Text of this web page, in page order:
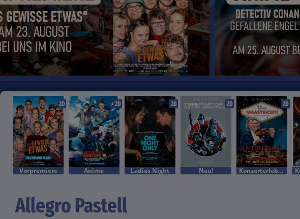
2D
Vorpremiere
2D
Anime
2D
Ladies Night
2D
Neu!
2D
Konzerterlebnis
Allegro Pastell